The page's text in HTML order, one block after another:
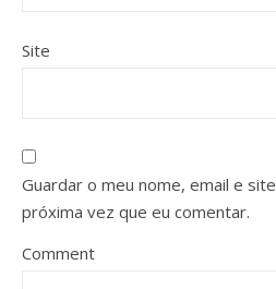
Site
Guardar o meu nome, email e
próxima vez que eu comentar.
Comment